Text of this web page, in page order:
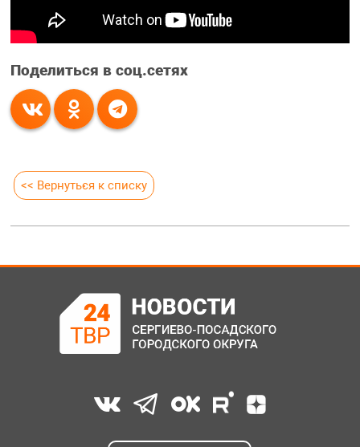
Поделиться в соц.сетях
<< Вернуться к списку